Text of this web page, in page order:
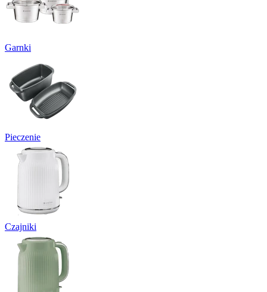
Garnki
Pieczenie
Czajniki